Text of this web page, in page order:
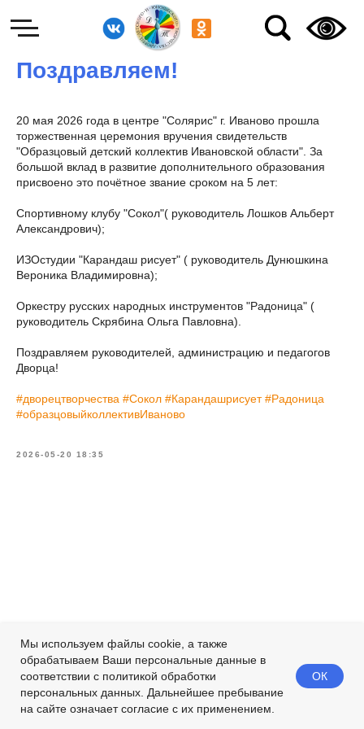
Мы используем файлы cookie, а также
обрабатываем Ваши персональные данные в
соответствии с политикой обработки
персональных данных. Дальнейшее пребывание
на сайте означает согласие с их применением.
ОК
Поздравляем!
20 мая 2026 года в центре "Солярис" г. Иваново прошла
торжественная церемония вручения свидетельств
"Образцовый детский коллектив Ивановской области". За
большой вклад в развитие дополнительного образования
присвоено это почётное звание сроком на 5 лет:
Спортивному клубу "Сокол"( руководитель Лошков Альберт
Александрович);
ИЗОстудии "Карандаш рисует" ( руководитель Дунюшкина
Вероника Владимировна);
Оркестру русских народных инструментов "Радоница" (
руководитель Скрябина Ольга Павловна).
Поздравляем руководителей, администрацию и педагогов
Дворца!
#дворецтворчества #Сокол #Карандашрисует #Радоница
#образцовыйколлективИваново
2026-05-20 18:35